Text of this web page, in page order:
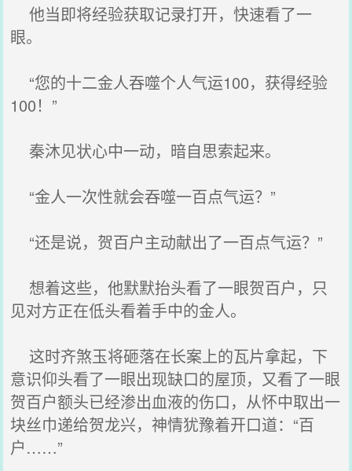
他当即将经验获取记录打开，快速看了一
眼。
“您的十二金人吞噬个人气运100，获得经验
100！”
秦沐见状心中一动，暗自思索起来。
“金人一次性就会吞噬一百点气运？”
“还是说，贺百户主动献出了一百点气运？”
想着这些，他默默抬头看了一眼贺百户，只
见对方正在低头看着手中的金人。
这时齐煞玉将砸落在长案上的瓦片拿起，下
意识仰头看了一眼出现缺口的屋顶，又看了一眼
贺百户额头已经渗出血液的伤口，从怀中取出一
块丝巾递给贺龙兴，神情犹豫着开口道：“百
户……”